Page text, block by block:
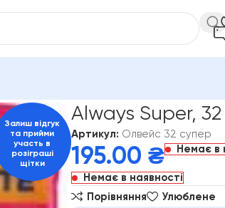
Залиш відгук
та прийми
участь в
розіграші
щітки
Always Super,
Артикул: Олвейс 32 супер
195.00 ₴ Немає в
Немає в наявності
Порівняння
Улюблене